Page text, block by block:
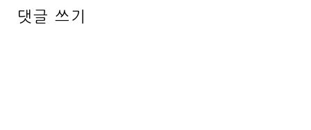
댓글 쓰기